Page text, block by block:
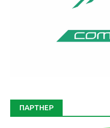
ПАРТНЕР